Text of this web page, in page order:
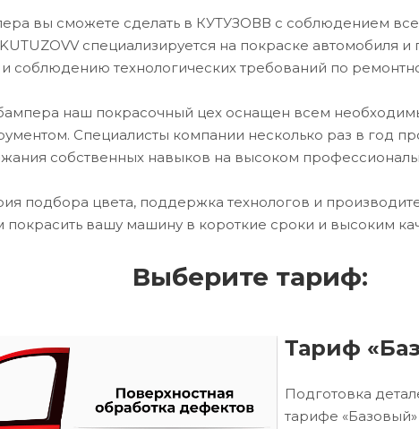
вы сможете сделать в КУТУЗОВВ с соблюдением
специализируется на покраске автомобиля
и соблюдению технологических требований по
наш покрасочный цех оснащен всем
Специалисты компании несколько раз в год
собственных навыков на высоком
подбора цвета, поддержка технологов и
покрасить вашу машину в короткие сроки и высоким
Выберите тариф:
Тариф
Подготовка
тарифе